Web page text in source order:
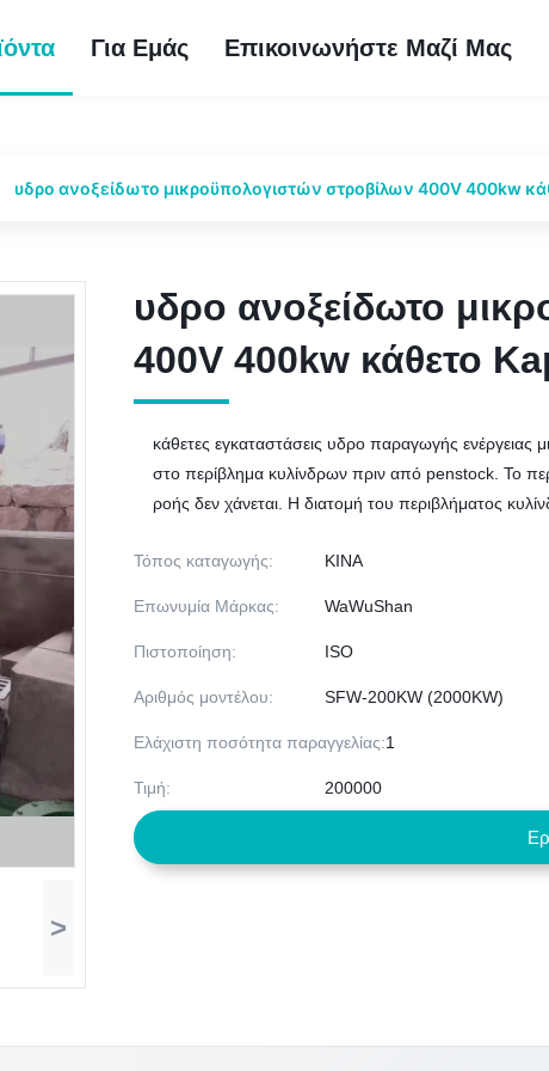
Για Εμάς Επικοινωνήστε Μαζί Μας
υδρο ανοξείδωτο μικροϋπολογιστών στροβίλων 400V 400kw
>
υδρο ανοξείδωτο
400V 400kw κάθετο
υδρο ανοξείδωτο
400V 400kw κάθετο
κάθετες εγκαταστάσεις υδρο παραγωγής
στο περίβλημα κυλίνδρων πριν από penstock. Το
ροής δεν χάνεται. Η διατομή του περιβλήματος
Τόπος καταγωγής: ΚΙΝΑ
Επωνυμία Μάρκας: WaWuShan
Πιστοποίηση: ISO
Αριθμός μοντέλου: SFW-200KW (2000KW)
Ελάχιστη ποσότητα παραγγελίας:1
Τιμή: 200000